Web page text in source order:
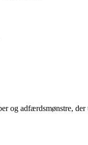
og adfærdsmønstre,